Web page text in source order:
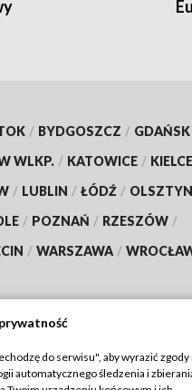
/ BYDGOSZCZ / GDAŃSK
WLKP. / KATOWICE / KIELCE
/ LUBLIN / ŁÓDŹ / OLSZTYN
/ POZNAŃ / RZESZÓW /
/ WARSZAWA /
TVP
do serwisu", aby wyrazić zgody
automatycznego śledzenia i